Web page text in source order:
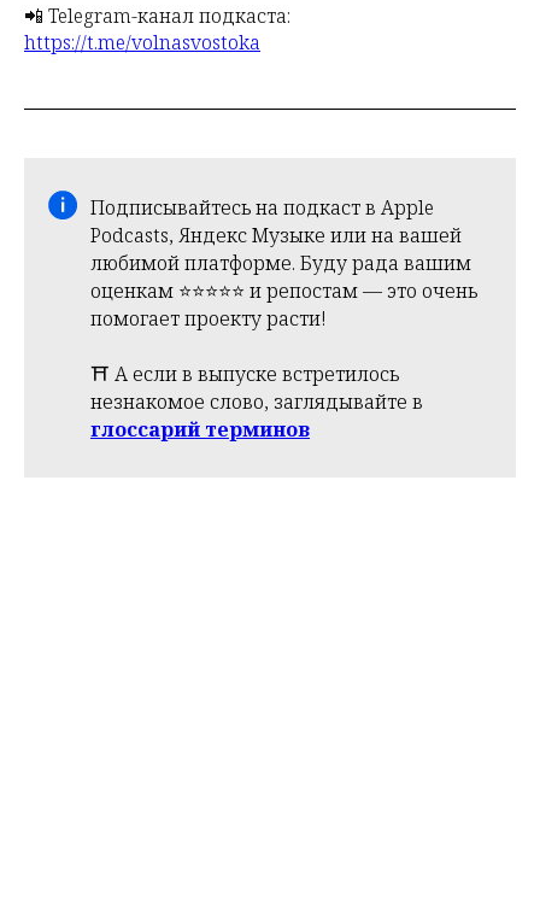
📲 Telegram-канал подкаста:
https://t.me/volnasvostoka
Подписывайтесь на подкаст в Apple
Podcasts, Яндекс Музыке или на вашей
любимой платформе. Буду рада вашим
оценкам ⭐️⭐️⭐️⭐️⭐️ и репостам — это очень
помогает проекту расти!
⛩️ А если в выпуске встретилось
незнакомое слово, заглядывайте в
глоссарий терминов